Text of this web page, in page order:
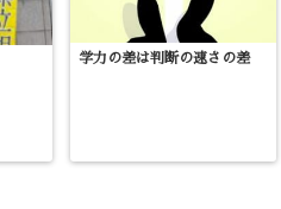
学力の差は判断の速さの差